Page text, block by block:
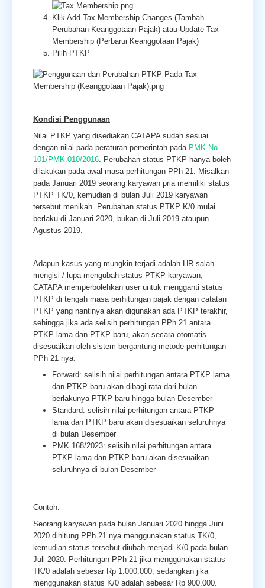
Klik Add Tax Membership Changes (Tambah
Perubahan Keanggotaan Pajak) atau Update Tax
Membership (Perbarui Keanggotaan Pajak)
Pilih PTKP
Kondisi Penggunaan
Nilai PTKP yang disediakan CATAPA sudah sesuai
dengan nilai pada peraturan pemerintah pada PMK No.
101/PMK.010/2016 . Perubahan status PTKP hanya boleh
dilakukan pada awal masa perhitungan PPh 21. Misalkan
pada Januari 2019 seorang karyawan pria memiliki status
PTKP TK/0, kemudian di bulan Juli 2019 karyawan
tersebut menikah. Perubahan status PTKP K/0 mulai
berlaku di Januari 2020, bukan di Juli 2019 ataupun
Agustus 2019.
Adapun kasus yang mungkin terjadi adalah HR salah
mengisi / lupa mengubah status PTKP karyawan,
CATAPA memperbolehkan user untuk mengganti status
PTKP di tengah masa perhitungan pajak dengan catatan
PTKP yang nantinya akan digunakan ada PTKP terakhir,
sehingga jika ada selisih perhitungan PPh 21 antara
PTKP lama dan PTKP baru, akan secara otomatis
disesuaikan oleh sistem bergantung metode perhitungan
PPh 21 nya:
Forward: selisih nilai perhitungan antara PTKP lama
dan PTKP baru akan dibagi rata dari bulan
berlakunya PTKP baru hingga bulan Desember
Standard: selisih nilai perhitungan antara PTKP
lama dan PTKP baru akan disesuaikan seluruhnya
di bulan Desember
PMK 168/2023: selisih nilai perhitungan antara
PTKP lama dan PTKP baru akan disesuaikan
seluruhnya di bulan Desember
Contoh:
Seorang karyawan pada bulan Januari 2020 hingga Juni
2020 dihitung PPh 21 nya menggunakan status TK/0,
kemudian status tersebut diubah menjadi K/0 pada bulan
Juli 2020. Perhitungan PPh 21 jika menggunakan status
TK/0 adalah sebesar Rp 1.000.000, sedangkan jika
menggunakan status K/0 adalah sebesar Rp 900.000.